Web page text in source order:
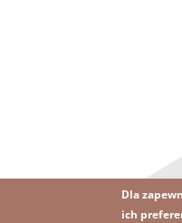
Dla
ich